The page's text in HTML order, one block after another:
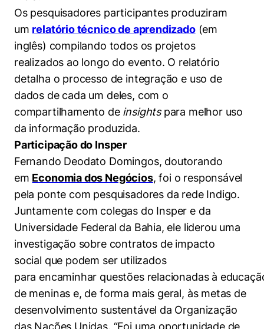
Os pesquisadores participantes produziram
um relatório técnico de aprendizado(em
inglês) compilando todos os projetos
realizados ao longo do evento. O relatório
detalha o processo de integração e uso de
dados de cada um deles, com o
compartilhamento de insights para melhor uso
da informação produzida.
Participação do Insper
Fernando Deodato Domingos, doutorando
em Economia dos Negócios, foi o responsável
pela ponte com pesquisadores da rede Indigo.
Juntamente com colegas do Insper e da
Universidade Federal da Bahia, ele liderou uma
investigação sobre contratos de impacto
social que podem ser utilizados
para encaminhar questões relacionadas à
de meninas e, de forma mais geral, às metas de
desenvolvimento sustentável da Organização
das Nações Unidas. “Foi uma oportunidade de